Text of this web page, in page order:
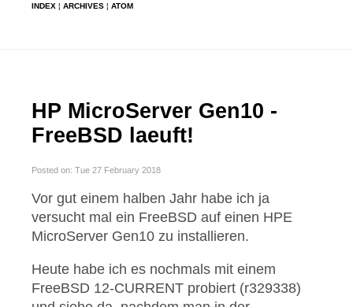
INDEX ¦ ARCHIVES ¦ ATOM
HP MicroServer Gen10 -
FreeBSD laeuft!
Posted on: Tue 27 February 2018
Vor gut einem halben Jahr habe ich ja
versucht mal ein FreeBSD auf einen HPE
MicroServer Gen10 zu installieren.
Heute habe ich es nochmals mit einem
FreeBSD 12-CURRENT probiert (r329338)